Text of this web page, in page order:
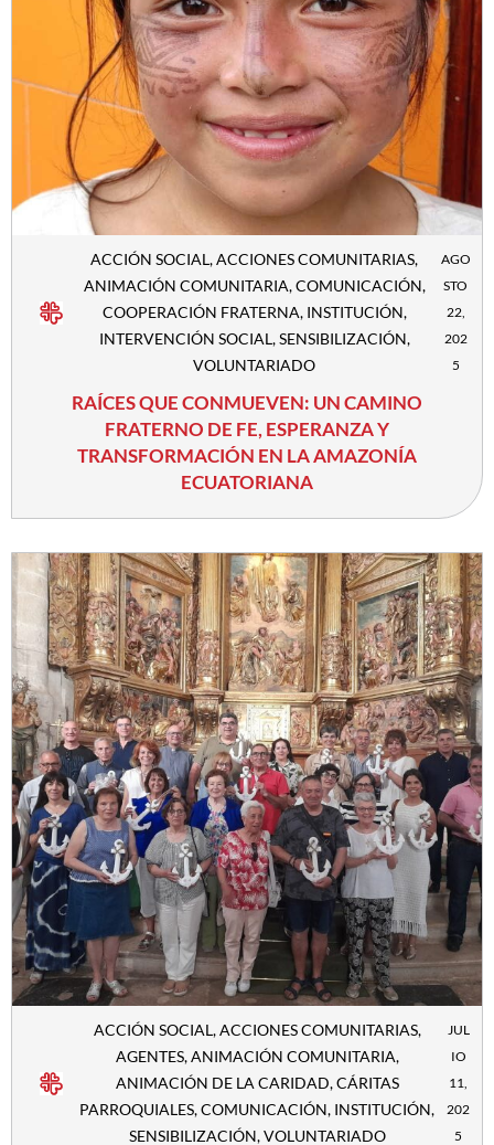
ACCIÓN SOCIAL,ACCIONES COMUNITARIAS,
ANIMACIÓN COMUNITARIA,COMUNICACIÓN,
COOPERACIÓN FRATERNA, INSTITUCIÓN,
INTERVENCIÓN SOCIAL,SENSIBILIZACIÓN,
VOLUNTARIADO
AGO
STO
22,
202
5
RAÍCES QUE CONMUEVEN: UN CAMINO
FRATERNO DE FE, ESPERANZA Y
TRANSFORMACIÓN EN LA AMAZONÍA
ECUATORIANA
ACCIÓN SOCIAL,ACCIONES COMUNITARIAS,
AGENTES,ANIMACIÓN COMUNITARIA,
ANIMACIÓN DE LA CARIDAD,CÁRITAS
PARROQUIALES,COMUNICACIÓN, INSTITUCIÓN,
SENSIBILIZACIÓN,VOLUNTARIADO
JUL
IO
11,
202
5